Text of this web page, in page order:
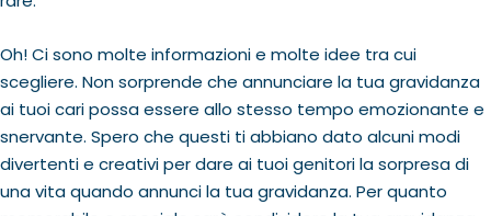
Oh! Ci sono molte informazioni e molte idee tra cui
scegliere. Non sorprende che annunciare la tua gravidanza
ai tuoi cari possa essere allo stesso tempo emozionante e
snervante. Spero che questi ti abbiano dato alcuni modi
divertenti e creativi per dare ai tuoi genitori la sorpresa di
una vita quando annunci la tua gravidanza. Per quanto